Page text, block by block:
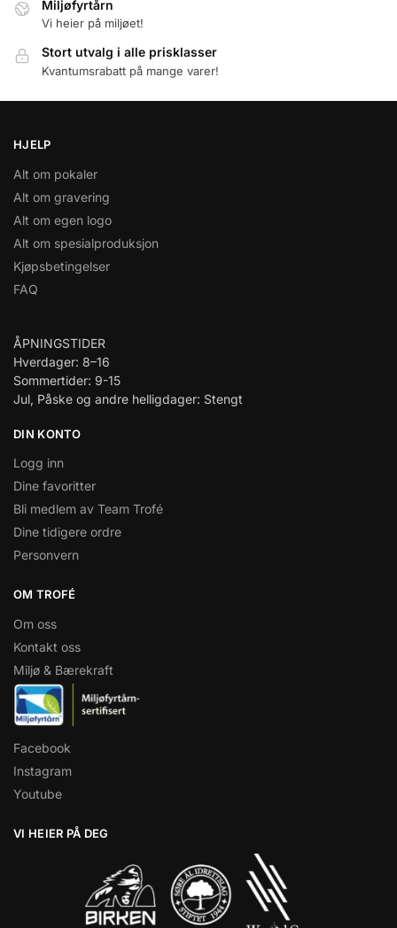
Miljøfyrtårn
Vi heier på miljøet!
Stort utvalg i alle prisklasser
Kvantumsrabatt på mange varer!
HJELP
Alt om pokaler
Alt om gravering
Alt om egen logo
Alt om spesialproduksjon
Kjøpsbetingelser
FAQ
ÅPNINGSTIDER
Hverdager: 8–16
Sommertider: 9-15
Jul, Påske og andre helligdager: Stengt
DIN KONTO
Logg inn
Dine favoritter
Bli medlem av Team Trofé
Dine tidigere ordre
Personvern
OM TROFÉ
Om oss
Kontakt oss
Miljø & Bærekraft
Facebook
Instagram
Youtube
VI HEIER PÅ DEG